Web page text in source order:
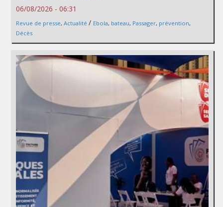
06/08/2026 - 06:31
Revue de presse, Actualité / Ebola, bateau, Passager, prévention,
Décès